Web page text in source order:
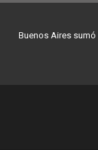
en toda la Los